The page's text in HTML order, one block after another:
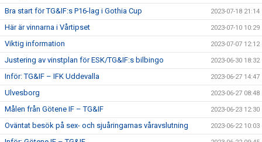
Bra start för TG&IF:s P16-lag i Gothia Cup 2023-07-18 21:14
Här är vinnarna i Vårtipset 2023-07-10 10:29
Viktig information 2023-07-07 12:12
Justering av vinstplan för ESK/TG&IF:s bilbingo 2023-06-30 18:32
Inför: TG&IF – IFK Uddevalla 2023-06-27 14:47
Ulvesborg 2023-06-27 08:48
Målen från Götene IF – TG&IF 2023-06-23 12:30
Oväntat besök på sex- och sjuåringarnas våravslutning 2023-06-22 10:03